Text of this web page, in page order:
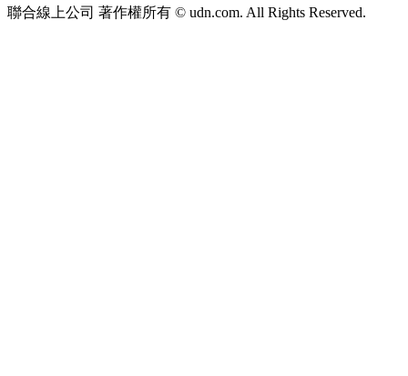
聯合線上公司 著作權所有 © udn.com. All Rights Reserved.